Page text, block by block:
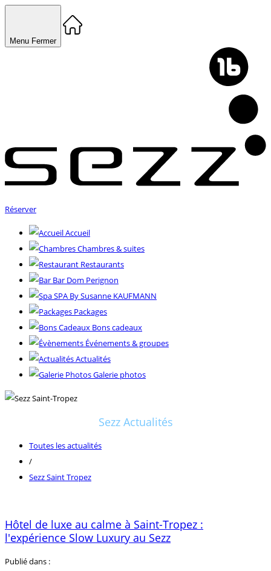
Menu Fermer
Réserver
Accueil
Chambres & suites
Restaurants
Bar Dom Perignon
SPA By Susanne KAUFMANN
Packages
Bons cadeaux
Événements & groupes
Actualités
Galerie photos
Sezz Actualités
Toutes les actualités
/
Sezz Saint Tropez
Hôtel de luxe au calme à Saint-Tropez :
l'expérience Slow Luxury au Sezz
Publié dans :